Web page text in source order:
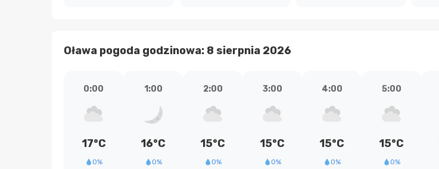
Oława pogoda godzinowa: 8 sierpnia 2026
0:00
17°C
0%
1:00
16°C
0%
2:00
15°C
0%
3:00
15°C
0%
4:00
15°C
0%
5:00
15°C
0%